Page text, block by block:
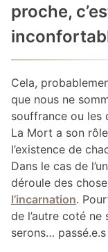
proche,
Cela,
que nous ne
souffrance ou les
La Mort a son
l’existence de
Dans le cas de
déroule des
l’incarnation.
de l’autre coté
serons…